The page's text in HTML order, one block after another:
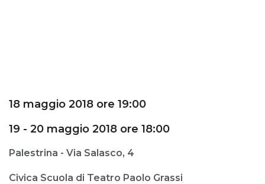
18 maggio 2018 ore 19:00
19 - 20 maggio 2018 ore 18:00
Palestrina - Via Salasco, 4
Civica Scuola di Teatro Paolo Grassi